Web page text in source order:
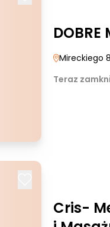
DOBRE
Mireckiego
Teraz
Cris-